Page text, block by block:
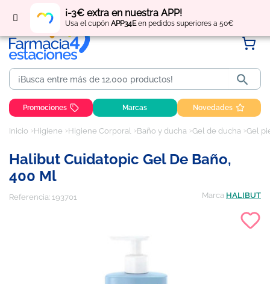
¡-3€ extra en nuestra APP!
Usa el cupón APP34Een pedidos superiores a 50€
Regístratey obtén puntos por tus compras

Promociones Marcas Novedades
Inicio Higiene Higiene Corporal Baño y ducha Gel de ducha Gel
Halibut Cuidatopic Gel De Baño,
400 Ml
Referencia: 193701 Marca HALIBUT